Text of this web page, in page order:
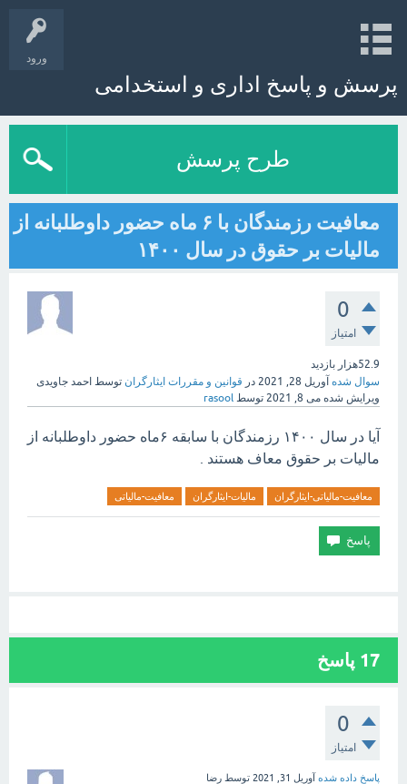
ورود
پرسش و پاسخ اداری و استخدامی
طرح پرسش
معافیت رزمندگان با ۶ ماه حضور داوطلبانه از
مالیات بر حقوق در سال ۱۴۰۰
0
امتیاز
52.9هزار
بازدید
سوال شده آوریل 28, 2021 در قوانین و مقررات ایثارگران توسط احمد جاویدی
ویرایش شده می 8, 2021 توسط rasool
آیا در سال ۱۴۰۰ رزمندگان با سابقه ۶ماه حضور داوطلبانه از
مالیات بر حقوق معاف هستند .
معافیت-مالیاتی-ایثارگران مالیات-ایثارگران معافیت-مالیاتی
17 پاسخ
0
امتیاز
پاسخ داده شده آوریل 31, 2021 توسط رضا